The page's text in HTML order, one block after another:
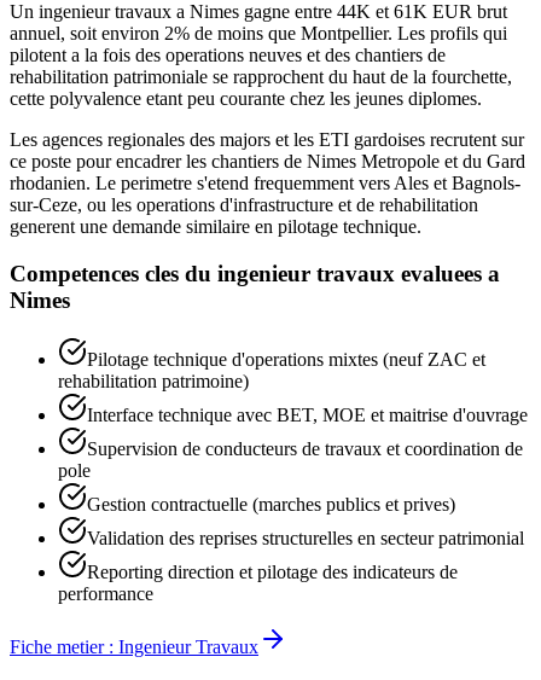
Un ingenieur travaux a Nimes gagne entre 44K et 61K EUR brut
annuel, soit environ 2% de moins que Montpellier. Les profils qui
pilotent a la fois des operations neuves et des chantiers de
rehabilitation patrimoniale se rapprochent du haut de la fourchette,
cette polyvalence etant peu courante chez les jeunes diplomes.
Les agences regionales des majors et les ETI gardoises recrutent sur
ce poste pour encadrer les chantiers de Nimes Metropole et du Gard
rhodanien. Le perimetre s'etend frequemment vers Ales et Bagnols-
sur-Ceze, ou les operations d'infrastructure et de rehabilitation
generent une demande similaire en pilotage technique.
Competences cles du ingenieur travaux evaluees a
Nimes
Pilotage technique d'operations mixtes (neuf ZAC et
rehabilitation patrimoine)
Interface technique avec BET, MOE et maitrise d'ouvrage
Supervision de conducteurs de travaux et coordination de
pole
Gestion contractuelle (marches publics et prives)
Validation des reprises structurelles en secteur patrimonial
Reporting direction et pilotage des indicateurs de
performance
Fiche metier : Ingenieur Travaux